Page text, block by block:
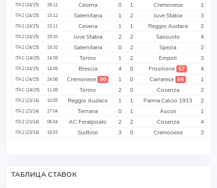
ITA2 (24/25) 26.12 Cesena 0 1 Cremonese 1
ITA2 (24/25) 15.12 Salernitana 1 2 Juve Stabia 3
ITA2 (24/25) 23.11 Cesena 1 1 Reggio Audace 2
ITA2 (24/25) 29.10 Juve Stabia 2 2 Sassuolo 4
ITA2 (24/25) 19.10 Salernitana 0 2 Spezia 2
ITAC (24/25) 24.09 Torino 1 2 Empoli 3
ITA2 (24/25) 14.09 Brescia 4 0 Frosinone 57 4
ITA2 (24/25) 24.08 Cremonese 90 1 0 Carrarese 86 1
ITAC (24/25) 11.08 Torino 2 0 Cosenza 2
ITA2 (23/24) 10.05 Reggio Audace 1 1 Parma Calcio 1913 2
ITA2 (23/24) 27.04 Ternana 0 1 Ascoli 1
ITA2 (23/24) 06.04 AC Feralpisalo 2 2 Cosenza 4
ITA2 (23/24) 16.03 Sudtirol 3 0 Cremonese 3
ТАБЛИЦА СТАВОК